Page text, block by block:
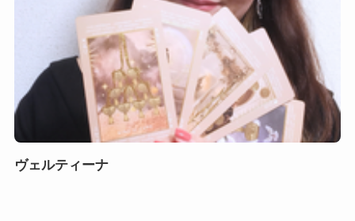
ヴェルティーナ